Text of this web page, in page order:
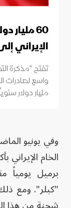
60
الإيراني
تفتح "مذكرة
مليار دولار
وفي يونيو
برميل يومياً
"كبلر". ومع